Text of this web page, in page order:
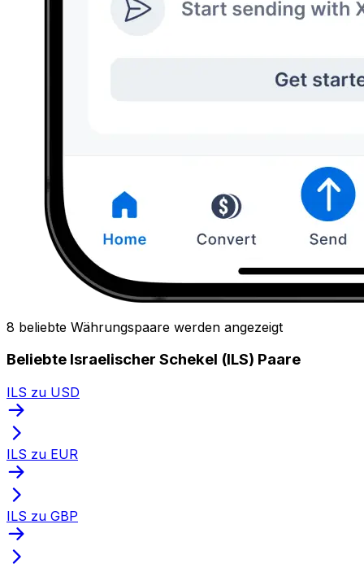
8 beliebte Währungspaare werden angezeigt
Beliebte Israelischer Schekel (ILS) Paare
ILS zu USD
ILS zu EUR
ILS zu GBP